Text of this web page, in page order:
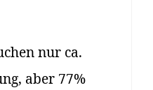
nur ca.
aber 77%